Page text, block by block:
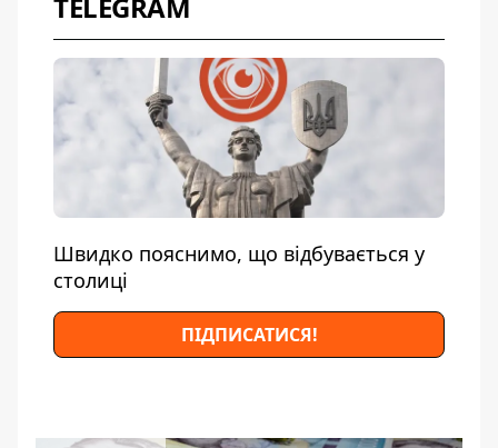
Швидко пояснимо, що відбувається у
столиці
ПІДПИСАТИСЯ!